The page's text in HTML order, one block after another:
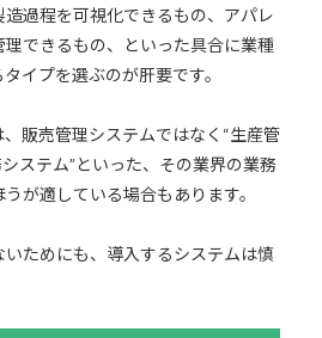
過程を可視化できるもの、アパレ
できるもの、といった具合に業種
イプを選ぶのが肝要です。
販売管理システムではなく“生産管
ステム”といった、その業界の業務
が適している場合もあります。
ためにも、導入するシステムは慎